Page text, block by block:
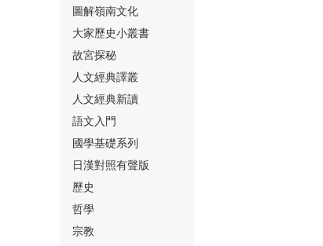
⑰
⑱
圖解嶺南文化
大家歷史小叢書
故宮探秘
人文經典譯叢
人文經典新讀
語文入門
國學基礎系列
日漢對照有聲版
歷史
哲學
宗教